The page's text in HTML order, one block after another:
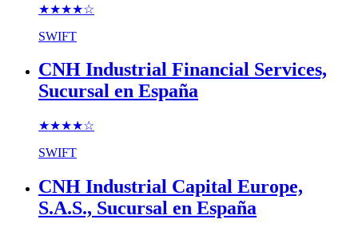
★★★★☆
SWIFT
CNH Industrial Financial Services,
Sucursal en España
★★★★☆
SWIFT
CNH Industrial Capital Europe,
S.A.S., Sucursal en España